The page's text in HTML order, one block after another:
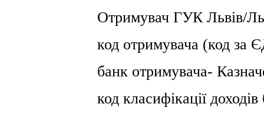
Отримувач ГУК Львiв/
код отримувача (код
банк отримувача-
код класифікації